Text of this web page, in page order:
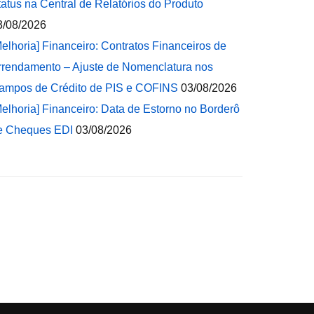
na Central de Relatórios do Produto
08/2026
Financeiro: Contratos Financeiros de
– Ajuste de Nomenclatura nos
de Crédito de PIS e COFINS 03/08/2026
Financeiro: Data de Estorno no Borderô
Cheques EDI 03/08/2026